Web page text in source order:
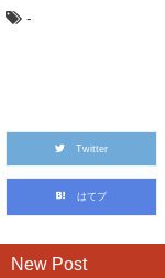
-
Twitter
はてブ
New Post